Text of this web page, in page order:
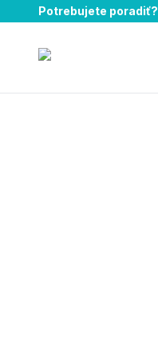
Potrebujete poradiť?